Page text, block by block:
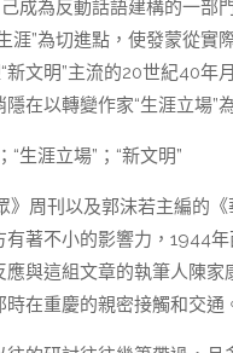
成為反動話語建構的一部
涯”為切進點，使發蒙從
新文明”主流的20世紀40
在以轉變作家“生涯立場”
生涯立場”；“新文明”
周刊以及郭沫若主編的
著不小的影響力，1944
與這組文章的執筆人陳
在重慶的親密接觸和交通